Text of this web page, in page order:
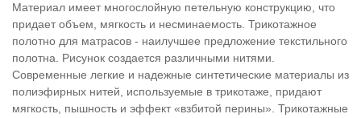
Материал имеет многослойную петельную конструкцию, что
придает объем, мягкость и несминаемость. Трикотажное
полотно для матрасов - наилучшее предложение текстильного
полотна. Рисунок создается различными нитями.
Современные легкие и надежные синтетические материалы из
полиэфирных нитей, используемые в трикотаже, придают
мягкость, пышность и эффект «взбитой перины». Трикотажные